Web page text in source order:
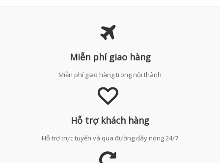
Miễn phí giao hàng
Miễn phí giao hàng trong nội thành
Hỗ trợ khách hàng
Hỗ trợ trực tuyến và qua đường dây nóng 24/7